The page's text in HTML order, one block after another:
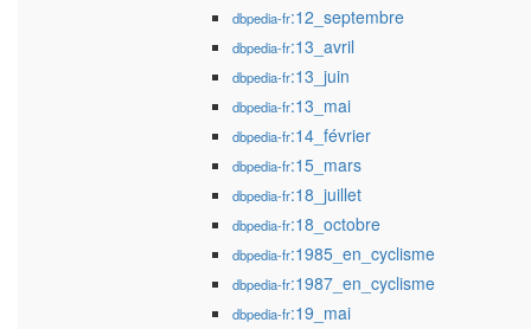
dbpedia-fr:12_septembre
dbpedia-fr:13_avril
dbpedia-fr:13_juin
dbpedia-fr:13_mai
dbpedia-fr:14_février
dbpedia-fr:15_mars
dbpedia-fr:18_juillet
dbpedia-fr:18_octobre
dbpedia-fr:1985_en_cyclisme
dbpedia-fr:1987_en_cyclisme
dbpedia-fr:19_mai